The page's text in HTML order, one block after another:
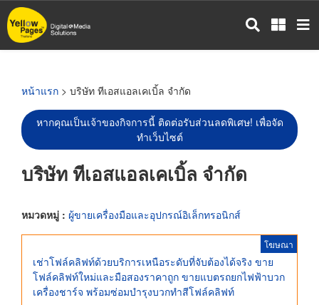
ข้าม
ไป
หน้าแรก > บริษัท ทีเอสแอลเคเบิ้ล จำกัด
หากคุณเป็นเจ้าของกิจการนี้ ติดต่อรับส่วนลดพิเศษ! เพื่อจัด
ทำเว็บไซต์
บริษัท ทีเอสแอลเคเบิ้ล จำกัด
หมวดหมู่ : ผู้ขายเครื่องมือและอุปกรณ์อิเล็กทรอนิกส์
โฆษณา
เช่าโฟล์คลิฟท์ด้วยบริการเหนือระดับที่จับต้องได้จริง ขาย
โฟล์คลิฟท์ใหม่และมือสองราคาถูก ขายแบตรถยกไฟฟ้าบวก
เครื่องชาร์จ พร้อมซ่อมบำรุงบวกทำสีโฟล์คลิฟท์